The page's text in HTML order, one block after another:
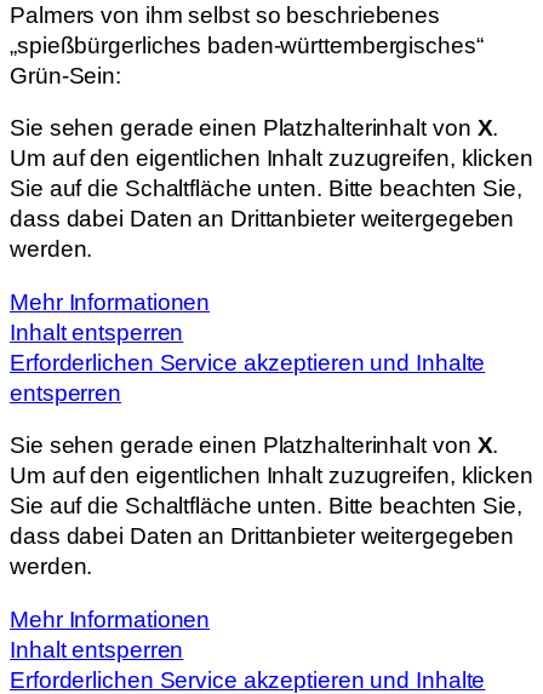
Palmers von ihm selbst so beschriebenes
„spießbürgerliches baden-württembergisches“
Grün-Sein:
Sie sehen gerade einen Platzhalterinhalt von X.
Um auf den eigentlichen Inhalt zuzugreifen, klicken
Sie auf die Schaltfläche unten. Bitte beachten Sie,
dass dabei Daten an Drittanbieter weitergegeben
werden.
Mehr Informationen
Inhalt entsperren
Erforderlichen Service akzeptieren und Inhalte
entsperren
Sie sehen gerade einen Platzhalterinhalt von X.
Um auf den eigentlichen Inhalt zuzugreifen, klicken
Sie auf die Schaltfläche unten. Bitte beachten Sie,
dass dabei Daten an Drittanbieter weitergegeben
werden.
Mehr Informationen
Inhalt entsperren
Erforderlichen Service akzeptieren und Inhalte